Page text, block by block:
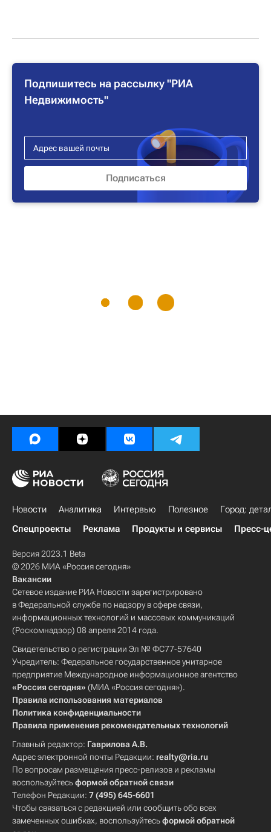
Подпишитесь на рассылку "РИА
Недвижимость"
Новости Аналитика Интервью Полезное
Город:
Спецпроекты
Реклама Продукты и сервисы Пресс-
Версия 2023.1 Beta
© 2026 МИА «Россия сегодня»
Вакансии
Сетевое издание РИА Новости зарегистрировано
в Федеральной службе по надзору в сфере связи,
информационных технологий и массовых коммуникаций
(Роскомнадзор) 08 апреля 2014 года.
Свидетельство о регистрации Эл № ФС77-57640
Учредитель: Федеральное государственное унитарное
предприятие Международное информационное агентство
«Россия сегодня» (МИА «Россия сегодня»).
Правила использования материалов
Политика конфиденциальности
Правила применения рекомендательных технологий
Главный редактор: Гаврилова А.В.
Адрес электронной почты Редакции: realty@ria.ru
По вопросам размещения пресс-релизов и рекламы
воспользуйтесьформой обратной связи
Телефон Редакции: 7 (495) 645-6601
Чтобы связаться с редакцией или сообщить обо всех
замеченных ошибках, воспользуйтесьформой обратной